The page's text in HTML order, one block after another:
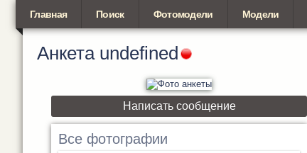
Главная Поиск Фотомодели Модели
Анкета undefined
Написать сообщение
Все фотографии